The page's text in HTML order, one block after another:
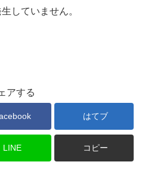
していません。
アする
はてブ
LINE コピー